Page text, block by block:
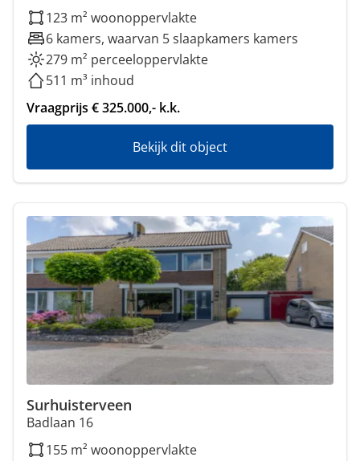
123 m² woonoppervlakte
6 kamers, waarvan 5 slaapkamers kamers
279 m² perceeloppervlakte
511 m³ inhoud
Vraagprijs € 325.000,- k.k.
Bekijk dit object
Surhuisterveen
Badlaan 16
155 m² woonoppervlakte